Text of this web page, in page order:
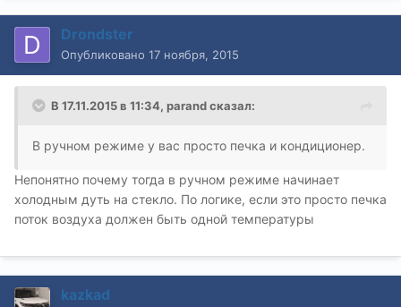
Drondster
Опубликовано 17 ноября, 2015
В 17.11.2015 в 11:34, parand сказал:
В ручном режиме у вас просто печка и кондиционер.
Непонятно почему тогда в ручном режиме начинает
холодным дуть на стекло. По логике, если это просто печка
поток воздуха должен быть одной температуры
kazkad